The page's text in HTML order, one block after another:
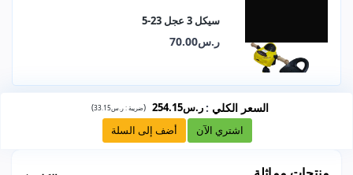
سيكل 3 عجل 23-5
ر.س70.00
السعر الكلي : ر.س254.15 (ضريبة :ر.س33.15 )
اشتري الآن أضف إلى السلة